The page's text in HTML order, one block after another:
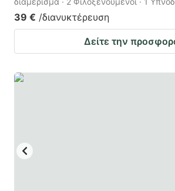
39 € /διανυκτέρευση
Δείτε την